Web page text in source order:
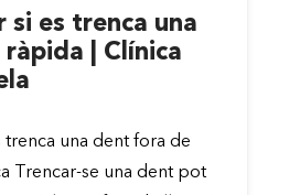
si es trenca una
| Clínica
trenca una dent fora de
Trencar-se una dent pot